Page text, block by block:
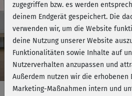
zugegriffen bzw. es werden
deinem Endgerät gespeichert. Die
verwenden wir, um die Website
deine Nutzung unserer Website
Funktionalitäten sowie Inhalte auf
Nutzerverhalten anzupassen und
Außerdem nutzen wir die erhobenen
Marketing-Maßnahmen intern und